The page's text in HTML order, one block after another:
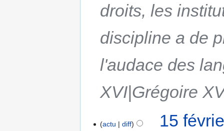
droits, les
discipline a de
l'audace des
XVI|Grégoire
actu diff
15